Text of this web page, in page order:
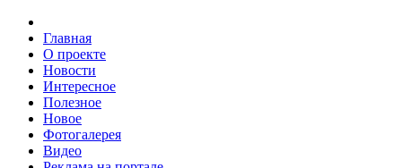
Главная
О проекте
Новости
Интересное
Полезное
Новое
Фотогалерея
Видео